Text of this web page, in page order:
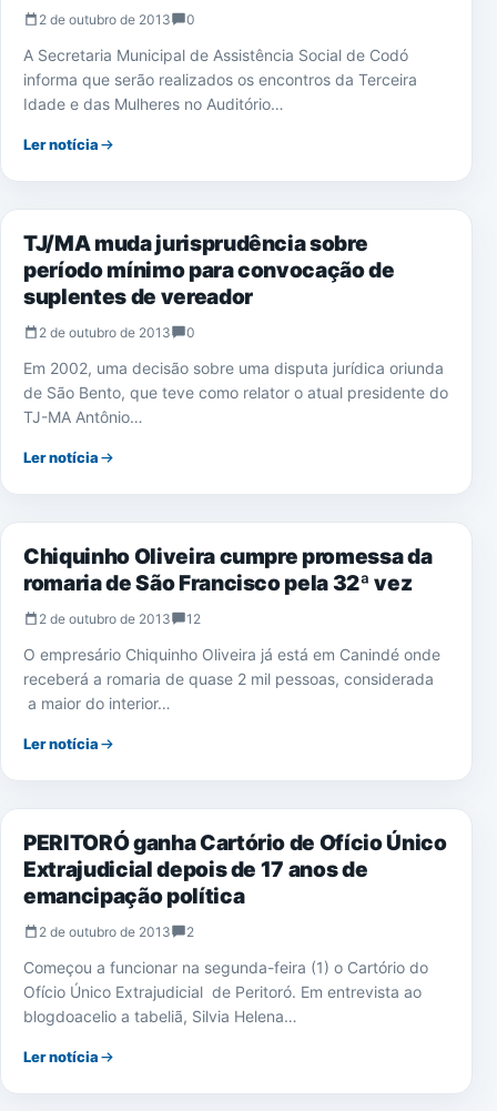
2 de outubro de 2013 0
A Secretaria Municipal de Assistência Social de Codó
informa que serão realizados os encontros da Terceira
Idade e das Mulheres no Auditório…
Ler notícia
NOTÍCIAS
TJ/MA muda jurisprudência sobre
período mínimo para convocação de
suplentes de vereador
2 de outubro de 2013 0
Em 2002, uma decisão sobre uma disputa jurídica oriunda
de São Bento, que teve como relator o atual presidente do
TJ-MA Antônio…
Ler notícia
NOTÍCIAS
Chiquinho Oliveira cumpre promessa da
romaria de São Francisco pela 32ª vez
2 de outubro de 2013 12
O empresário Chiquinho Oliveira já está em Canindé onde
receberá a romaria de quase 2 mil pessoas, considerada
a maior do interior…
Ler notícia
PERITORÓ
PERITORÓ ganha Cartório de Ofício Único
Extrajudicial depois de 17 anos de
emancipação política
2 de outubro de 2013 2
Começou a funcionar na segunda-feira (1) o Cartório do
Ofício Único Extrajudicial de Peritoró. Em entrevista ao
blogdoacelio a tabeliã, Silvia Helena…
Ler notícia
SAÚDE